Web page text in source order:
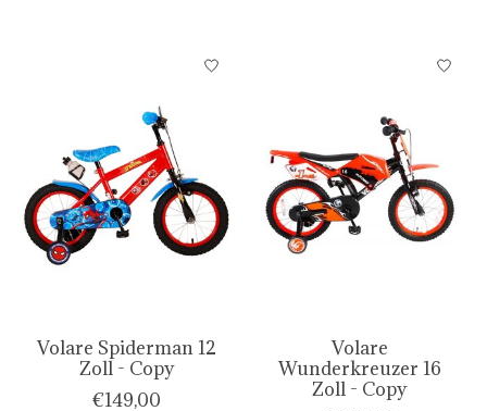
Volare Spiderman 12
Zoll - Copy
€149,00
Volare
Wunderkreuzer 16
Zoll - Copy